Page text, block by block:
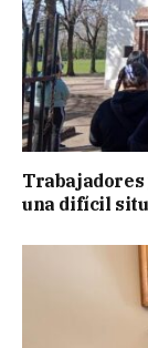
Trabajadores
una difícil